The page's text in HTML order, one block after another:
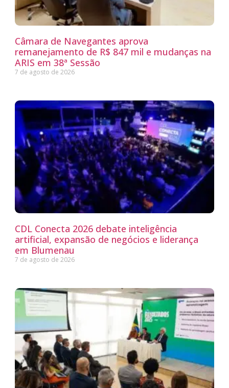
Câmara de Navegantes aprova
remanejamento de R$ 847 mil e mudanças na
ARIS em 38ª Sessão
7 de agosto de 2026
CDL Conecta 2026 debate inteligência
artificial, expansão de negócios e liderança
em Blumenau
7 de agosto de 2026